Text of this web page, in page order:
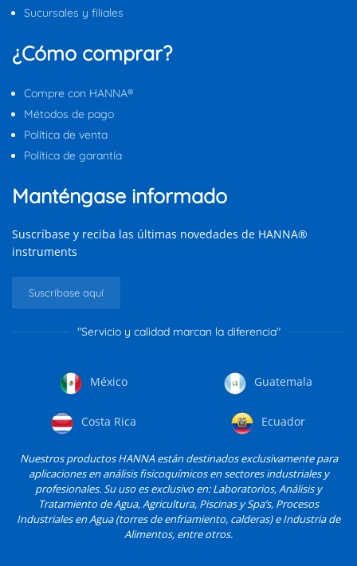
Sucursales y filiales
¿Cómo comprar?
Compre con HANNA®
Métodos de pago
Política de venta
Política de garantía
Manténgase informado
Suscríbase y reciba las últimas novedades de HANNA®
instruments
Suscríbase aquí
"Servicio y calidad marcan la diferencia"
México Guatemala
Costa Rica Ecuador
Nuestros productos HANNA están destinados exclusivamente para
aplicaciones en análisis fisicoquímicos en sectores industriales y
profesionales. Su uso es exclusivo en: Laboratorios, Análisis y
Tratamiento de Agua, Agricultura, Piscinas y Spa’s, Procesos
Industriales en Agua (torres de enfriamiento, calderas) e Industria de
Alimentos, entre otros.